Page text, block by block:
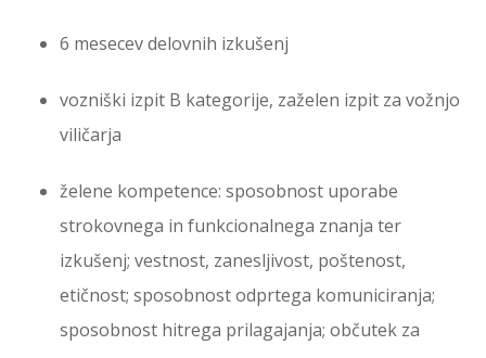
6 mesecev delovnih izkušenj
vozniški izpit B kategorije, zaželen izpit za vožnjo
viličarja
želene kompetence: sposobnost uporabe
strokovnega in funkcionalnega znanja ter
izkušenj; vestnost, zanesljivost, poštenost,
etičnost; sposobnost odprtega komuniciranja;
sposobnost hitrega prilagajanja; občutek za